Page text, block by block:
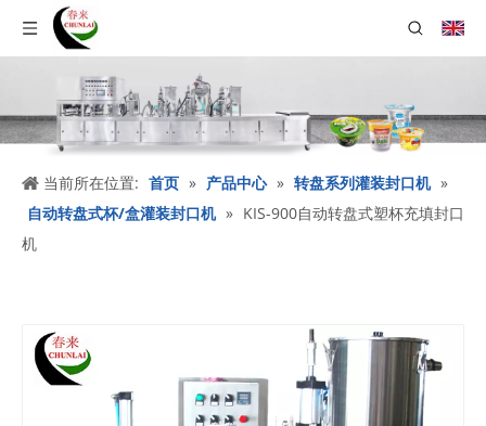
当前所在位置: 首页 » 产品中心 » 转盘系列灌装封口机 »
自动转盘式杯/盒灌装封口机 » KIS-900自动转盘式塑杯充填封口
机